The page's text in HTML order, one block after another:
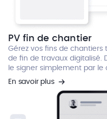
PV fin de chantier
Gérez vos fins de
de fin de travaux digitalisé.
le signer simplement par le
En savoir plus